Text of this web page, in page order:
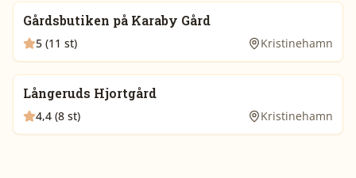
Gårdsbutiken på Karaby Gård
5 (11 st) Kristinehamn
Långeruds Hjortgård
4,4 (8 st) Kristinehamn